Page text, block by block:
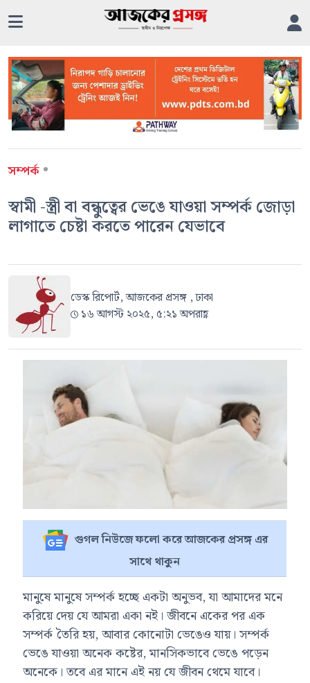
সম্পর্ক •
স্বামী -স্ত্রী বা বন্ধুত্বের ভেঙে যাওয়া সম্পর্ক জোড়া
লাগাতে চেষ্টা করতে পারেন যেভাবে
ডেস্ক রিপোর্ট, আজকের প্রসঙ্গ , ঢাকা
১৬ আগস্ট ২০২৫, ৫:২১ অপরাহ্ণ
গুগল নিউজে ফলো করে আজকের প্রসঙ্গ এর
সাথে থাকুন
মানুষে মানুষে সম্পর্ক হচ্ছে একটা অনুভব, যা আমাদের মনে
করিয়ে দেয় যে আমরা একা নই। জীবনে একের পর এক
সম্পর্ক তৈরি হয়, আবার কোনোটা ভেঙেও যায়। সম্পর্ক
ভেঙে যাওয়া অনেক কষ্টের, মানসিকভাবে ভেঙে পড়েন
অনেকে। তবে এর মানে এই নয় যে জীবন থেমে যাবে।